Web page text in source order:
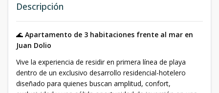
Descripción
🌊 Apartamento de 3 habitaciones frente al mar en
Juan Dolio
Vive la experiencia de residir en primera línea de playa
dentro de un exclusivo desarrollo residencial-hotelero
diseñado para quienes buscan amplitud, confort,